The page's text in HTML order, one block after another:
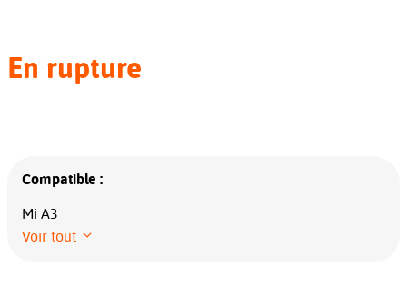
En rupture
Compatible :
Mi A3
Voir tout